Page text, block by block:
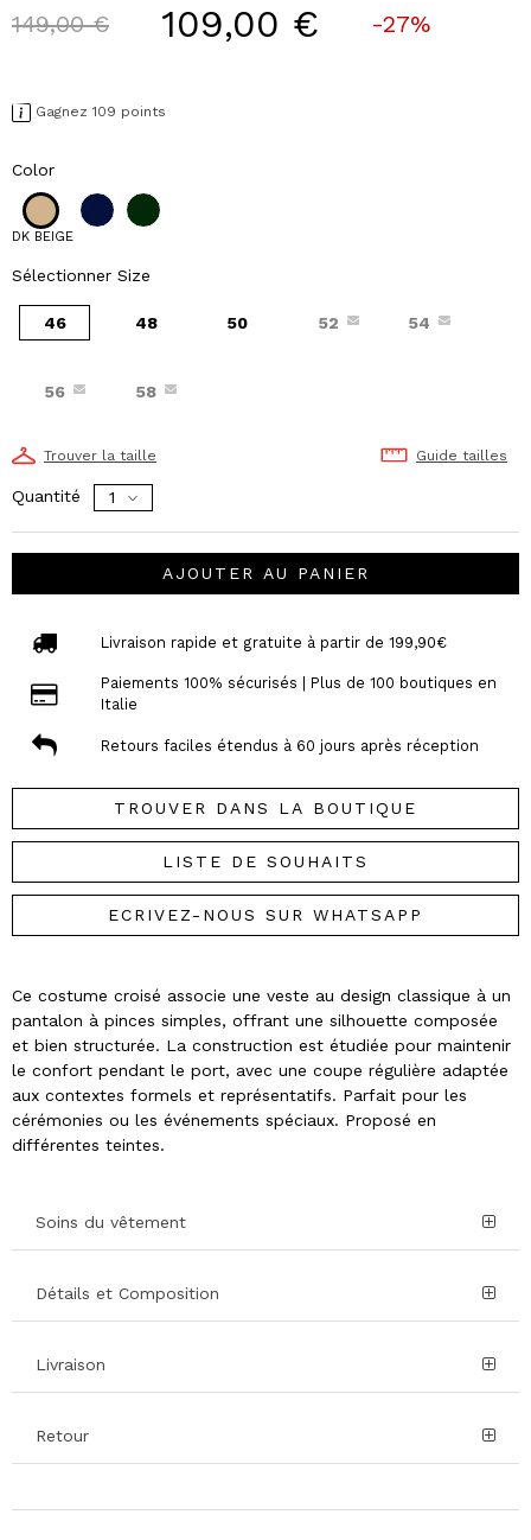
Price reduced from
149,00 €to 109,00 € -27%
Gagnez 109 points
Color
DK BEIGE
Sélectionner Size
46 48 50 52 54
56 58
Trouver la taille Guide tailles
Quantité
AJOUTER AU PANIER
Livraison rapide et gratuite à partir de 199,90€
Paiements 100% sécurisés | Plus de 100 boutiques en
Italie
Retours faciles étendus à 60 jours après réception
TROUVER DANS LA BOUTIQUE
LISTE DE SOUHAITS
ECRIVEZ-NOUS SUR WHATSAPP
Ce costume croisé associe une veste au design classique à un
pantalon à pinces simples, offrant une silhouette composée
et bien structurée. La construction est étudiée pour maintenir
le confort pendant le port, avec une coupe régulière adaptée
aux contextes formels et représentatifs. Parfait pour les
cérémonies ou les événements spéciaux. Proposé en
différentes teintes.
Soins du vêtement
Détails et Composition
Livraison
Retour